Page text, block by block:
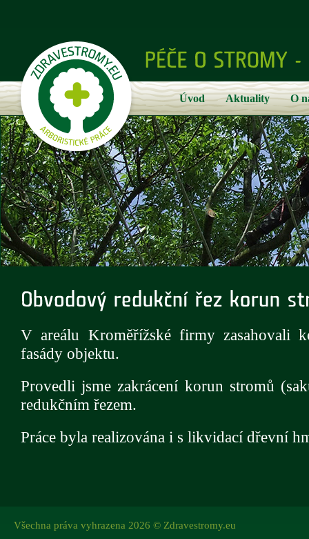
V areálu Kroměřížské firmy zasahovali
fasády objektu.
Provedli jsme zakrácení korun stromů
redukčním řezem.
Práce byla realizována i s likvidací dřevní
Úvod Aktuality O
Všechna práva vyhrazena 2026 © Zdravestromy.eu